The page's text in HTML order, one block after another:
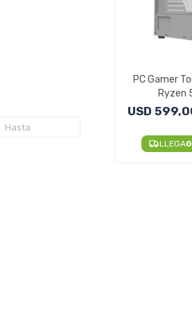
PC Gamer
Ryzen
16GB/256GB
USD
LLEGA